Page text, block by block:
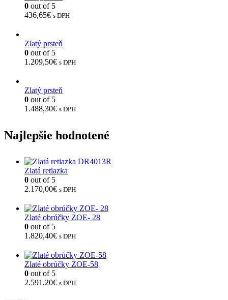
0 out of 5
436,65€ s DPH
Zlatý prsteň
0 out of 5
1.209,50€ s DPH
Zlatý prsteň
0 out of 5
1.488,30€ s DPH
Najlepšie hodnotené
Zlatá retiazka
0 out of 5
2.170,00€ s DPH
Zlaté obrúčky ZOE- 28
0 out of 5
1.820,40€ s DPH
Zlaté obrúčky ZOE-58
0 out of 5
2.591,20€ s DPH